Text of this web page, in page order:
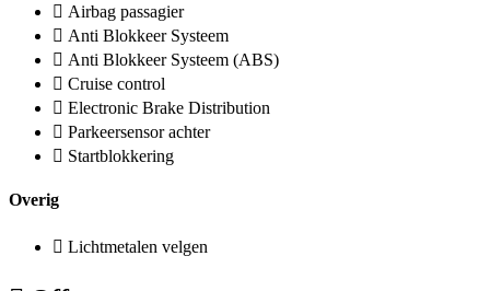
Airbag passagier
Anti Blokkeer Systeem
Anti Blokkeer Systeem (ABS)
Cruise control
Electronic Brake Distribution
Parkeersensor achter
Startblokkering
Overig
Lichtmetalen velgen